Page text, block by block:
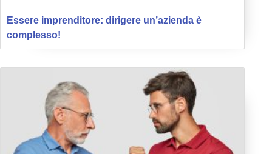
Essere imprenditore: dirigere un’azienda è
complesso!